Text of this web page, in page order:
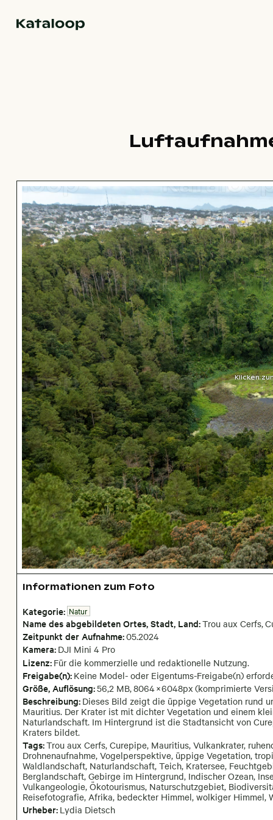
Klicken
Informationen zum Foto
Kategorie: Natur
Name des abgebildeten Ortes,Stadt, Land:Trou aux Cerfs,
Zeitpunkt der Aufnahme:05.2024
Kamera: DJI Mini 4 Pro
Lizenz: Für die kommerzielle und redaktionelle Nutzung.
Freigabe(n): Keine Model- oder Eigentums-Freigabe(n)
Größe, Auflösung:56,2 MB,8064×6048px (komprimierte
Beschreibung: Dieses Bild zeigt die üppige Vegetation rund
Mauritius. Der Krater ist mit dichter Vegetation und einem
Naturlandschaft. Im Hintergrund ist die Stadtansicht von
Kraters bildet.
Tags:Trou aux Cerfs, Curepipe, Mauritius, Vulkankrater,
Drohnenaufnahme, Vogelperspektive, üppige Vegetation,
Waldlandschaft, Naturlandschaft, Teich, Kratersee,
Berglandschaft, Gebirge im Hintergrund, Indischer Ozean,
Vulkangeologie, Ökotourismus, Naturschutzgebiet,
Reisefotografie, Afrika, bedeckter Himmel, wolkiger Himmel,
Urheber: Lydia Dietsch